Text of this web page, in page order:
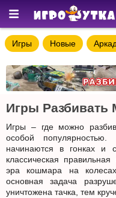
Игры Новые
Игры
Игры – где можно
особой
начинаются в гонках и
классическая
эра кошмара на
основная задача
уничтожена тачка, тем